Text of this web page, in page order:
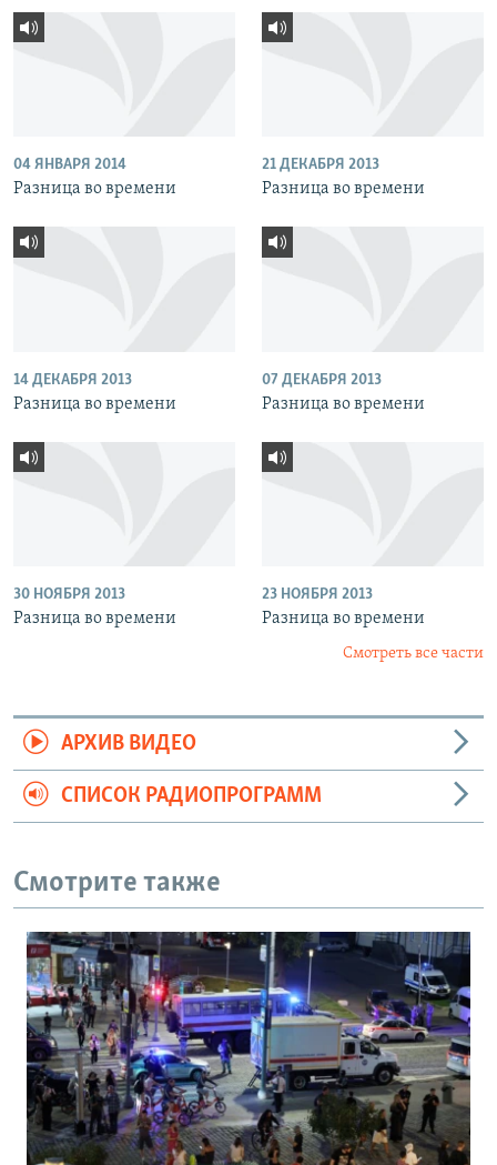
04 ЯНВАРЯ 2014
Разница во времени
21 ДЕКАБРЯ 2013
Разница во времени
14 ДЕКАБРЯ 2013
Разница во времени
07 ДЕКАБРЯ 2013
Разница во времени
30 НОЯБРЯ 2013
Разница во времени
23 НОЯБРЯ 2013
Разница во времени
Смотреть все части
АРХИВ ВИДЕО
СПИСОК РАДИОПРОГРАММ
Смотрите также